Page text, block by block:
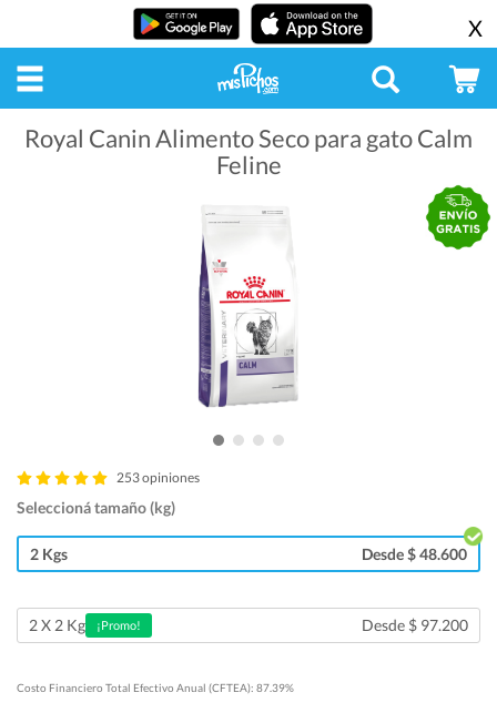
X
Royal Canin Alimento Seco para gato Calm
Feline
253 opiniones
Seleccioná tamaño (kg)
2 Kgs Desde $ 48.600
2 X 2 Kg ¡Promo! Desde $ 97.200
Costo Financiero Total Efectivo Anual (CFTEA): 87.39%